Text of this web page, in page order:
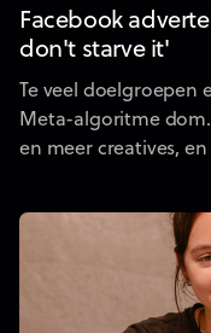
Facebook
don't starve it'
Te veel doelgroepen
Meta-algoritme
en meer creatives,